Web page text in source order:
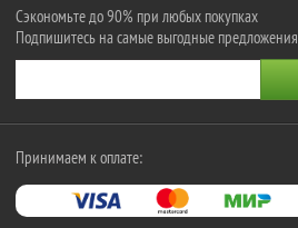
Сэкономьте до 90% при любых покупках
Подпишитесь на самые выгодные предложения
Принимаем к оплате: